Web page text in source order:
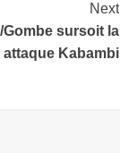
Next
sursoit la
Kabambi